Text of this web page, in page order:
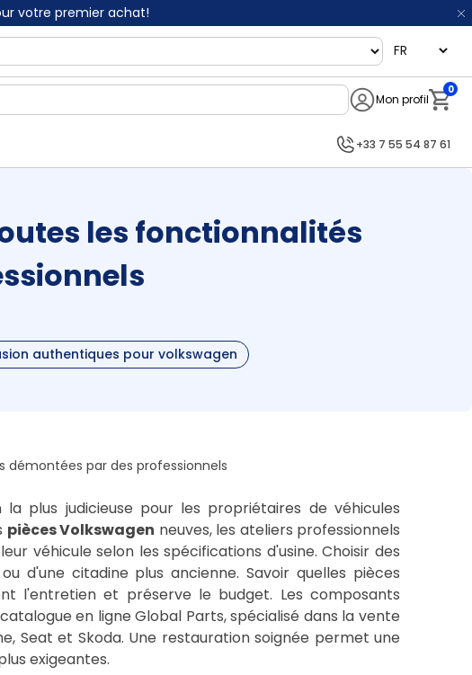
votre premier achat!
language
Mon profil
0
+33 7 55 54 87 61
les fonctionnalités
authentiques pour volkswagen
par des professionnels
plus judicieuse pour les propriétaires de véhicules
pièces Volkswagen neuves, les ateliers professionnels
véhicule selon les spécifications d'usine. Choisir des
d'une citadine plus ancienne. Savoir quelles pièces
l'entretien et préserve le budget. Les composants
en ligne Global Parts, spécialisé dans la vente
Seat et Skoda. Une restauration soignée permet une
exigeantes.